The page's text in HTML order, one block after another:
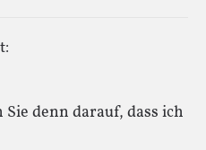
denn darauf, dass ich